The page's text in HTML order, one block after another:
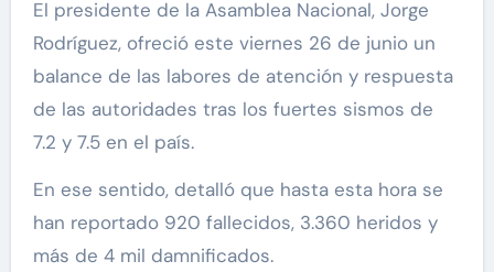
El presidente de la Asamblea Nacional, Jorge
Rodríguez, ofreció este viernes 26 de junio un
balance de las labores de atención y respuesta
de las autoridades tras los fuertes sismos de
7.2 y 7.5 en el país.
En ese sentido, detalló que hasta esta hora se
han reportado 920 fallecidos, 3.360 heridos y
más de 4 mil damnificados.